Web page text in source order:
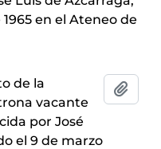
en el Ateneo de
de la
vacante
por José
el 9 de marzo